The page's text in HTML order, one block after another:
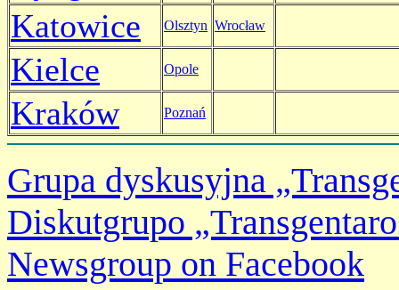
Katowice Olsztyn Wrocław
Kielce Opole
Kraków Poznań
Grupa dyskusyjna
Diskutgrupo
Newsgroup on Facebook